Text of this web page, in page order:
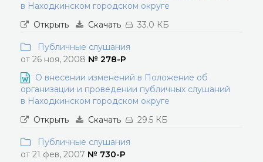
в Находкинском городском округе
Открыть
Скачать 33.0 КБ
Публичные слушания
от 26 ноя, 2008 № 278-Р
О внесении изменений в Положение об
организации и проведении публичных слушаний
в Находкинском городском округе
Открыть
Скачать 29.5 КБ
Публичные слушания
от 21 фев, 2007 № 730-Р